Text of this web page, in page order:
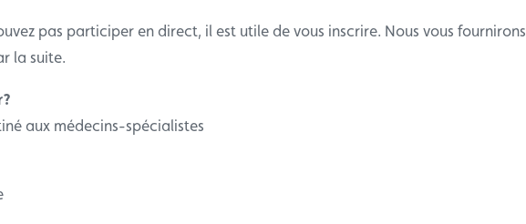
pas participer en direct, il est utile de vous inscrire. Nous vous fournirons
la suite.
aux médecins-spécialistes